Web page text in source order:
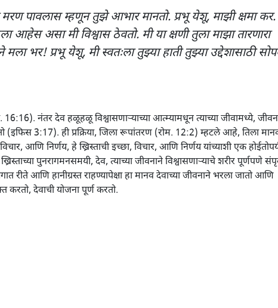
पावलास म्हणून तुझे आभार मानतो. प्रभू येशू, माझी क्षमा कर.
आहेस असा मी विश्वास ठेवतो. मी या क्षणी तुला माझा तारणारा
भर! प्रभू येशू, मी स्वतःला तुझ्या हाती तुझ्या उद्देशासाठी
16:16). नंतर देव हळूहळू विश्वासणाऱ्याच्या आत्म्यामधून त्याच्या जीवामध्ये,
(इफिस 3:17). ही प्रक्रिया, जिला रूपांतरण (रोम. 12:2) म्हटले आहे, तिला
आणि निर्णय, हे ख्रिस्ताची इच्छा, विचार, आणि निर्णय यांच्याशी एक
पुनरागमनसमयी, देव, त्याच्या जीवनाने विश्वासणाऱ्याचे शरीर पूर्णपणे
आणि हानीग्रस्त राहण्यापेक्षा हा मानव देवाच्या जीवनाने भरला जातो आणि
देवाची योजना पूर्ण करतो.